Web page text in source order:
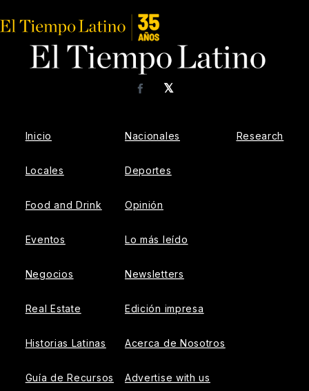
𝕏
Facebook
Inicio
Locales
Food and Drink
Eventos
Negocios
Real Estate
Historias Latinas
Guía de Recursos
Nacionales
Deportes
Opinión
Lo más leído
Newsletters
Edición impresa
Acerca de Nosotros
Advertise with us
Research